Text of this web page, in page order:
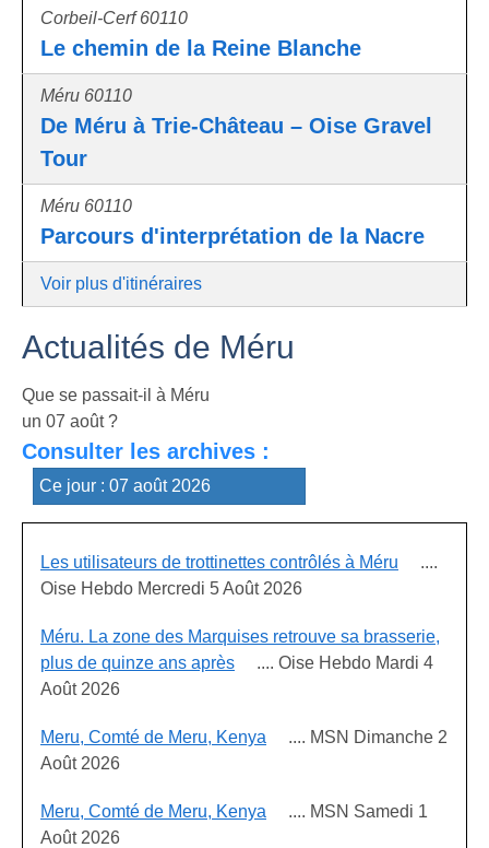
Corbeil-Cerf 60110
Le chemin de la Reine Blanche
Méru 60110
De Méru à Trie-Château – Oise Gravel
Tour
Méru 60110
Parcours d'interprétation de la Nacre
Voir plus d'itinéraires
Actualités de Méru
Que se passait-il à Méru
un 07 août ?
Consulter les archives :
Les utilisateurs de trottinettes contrôlés à Méru ....
Oise Hebdo Mercredi 5 Août 2026
Méru. La zone des Marquises retrouve sa brasserie,
plus de quinze ans après .... Oise Hebdo Mardi 4
Août 2026
Meru, Comté de Meru, Kenya .... MSN Dimanche 2
Août 2026
Meru, Comté de Meru, Kenya .... MSN Samedi 1
Août 2026